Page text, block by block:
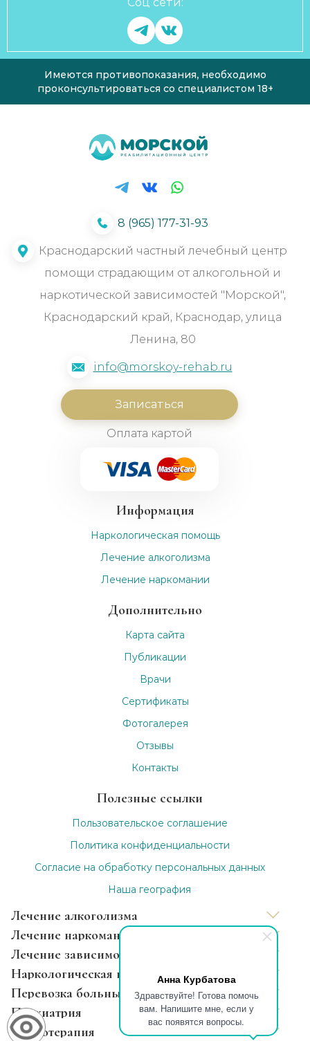
Анна Курбатова
Здравствуйте! Готова помочь
вам. Напишите мне, если у
вас появятся вопросы.
Имеются противопоказания, необходимо
проконсультироваться со специалистом 18+
8 (965) 177-31-93
Краснодарский частный лечебный центр
помощи страдающим от алкогольной и
наркотической зависимостей "Морской",
Краснодарский край, Краснодар, улица
Ленина, 80
info@morskoy-rehab.ru
Записаться
Оплата картой
Информация
Наркологическая помощь
Лечение алкоголизма
Лечение наркомании
Дополнительно
Карта сайта
Публикации
Врачи
Сертификаты
Фотогалерея
Отзывы
Контакты
Полезные ссылки
Пользовательское соглашение
Политика конфиденциальности
Согласие на обработку персональных данных
Наша география
Лечение алкоголизма
Вывод из запоя
Капельница от запоя
Капельница от похмелья
Лечение хронического алкоголизма
Лечение женского алкоголизма
Кодирование уколом
Лечение наркомании
Нарколог на дом
Снятие ломки
УБОД
Принудительное лечение наркозависимых
Лечение созависимости
Лечение зависимости
Лечение зависимости анонимно
Лечение игромании
Лечение табакокурения кодированием
Лечение никотиновой зависимости
Наркологическая помощь
Детоксикация от наркотиков
Капельница от наркотиков
Консультация психотерапевта
Перевозка больных
Междугородные перевозки лежачих больных
Перевозка инвалидов
Психиатрия
Психотерапия